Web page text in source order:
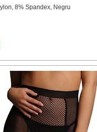
8% Spandex, Negru